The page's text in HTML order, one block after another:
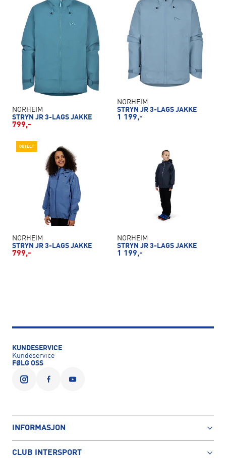
NORHEIM
STRYN JR 3-LAGS JAKKE
799,-
NORHEIM
STRYN JR 3-LAGS JAKKE
1 199,-
OUTLET
NORHEIM
STRYN JR 3-LAGS JAKKE
799,-
NORHEIM
STRYN JR 3-LAGS JAKKE
1 199,-
KUNDESERVICE
Kundeservice
FØLG OSS
INFORMASJON
CLUB INTERSPORT